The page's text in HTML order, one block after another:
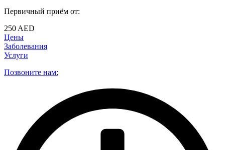
Первичный приём от:
250 AED
Цены
Заболевания
Услуги
Позвоните нам: